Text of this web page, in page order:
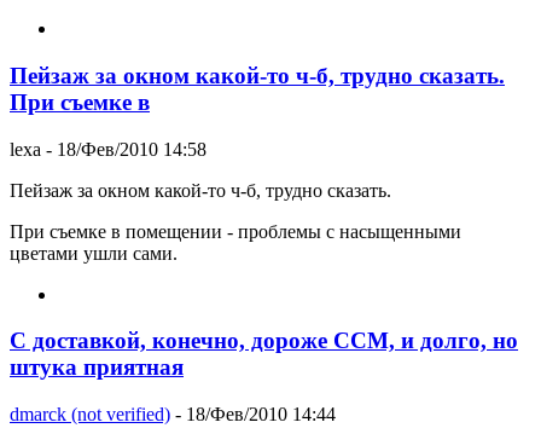
Пейзаж за окном какой-то ч-б, трудно сказать.
При съемке в
lexa - 18/Фев/2010 14:58
Пейзаж за окном какой-то ч-б, трудно сказать.
При съемке в помещении - проблемы с насыщенными
цветами ушли сами.
С доставкой, конечно, дороже CCM, и долго, но
штука приятная
dmarck (not verified) - 18/Фев/2010 14:44